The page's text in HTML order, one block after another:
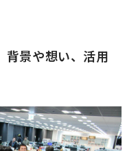
背景や想い、活用